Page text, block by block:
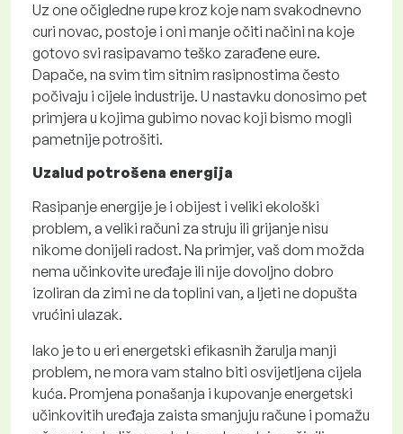
Uz one očigledne rupe kroz koje nam svakodnevno
curi novac, postoje i oni manje očiti načini na koje
gotovo svi rasipavamo teško zarađene eure.
Dapače, na svim tim sitnim rasipnostima često
počivaju i cijele industrije. U nastavku donosimo pet
primjera u kojima gubimo novac koji bismo mogli
pametnije potrošiti.
Uzalud potrošena energija
Rasipanje energije je i obijest i veliki ekološki
problem, a veliki računi za struju ili grijanje nisu
nikome donijeli radost. Na primjer, vaš dom možda
nema učinkovite uređaje ili nije dovoljno dobro
izoliran da zimi ne da toplini van, a ljeti ne dopušta
vrućini ulazak.
Iako je to u eri energetski efikasnih žarulja manji
problem, ne mora vam stalno biti osvijetljena cijela
kuća. Promjena ponašanja i kupovanje energetski
učinkovitih uređaja zaista smanjuju račune i pomažu